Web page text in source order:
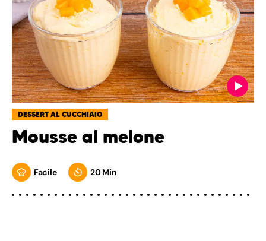
DESSERT AL CUCCHIAIO
Mousse al melone
Facile 20 Min